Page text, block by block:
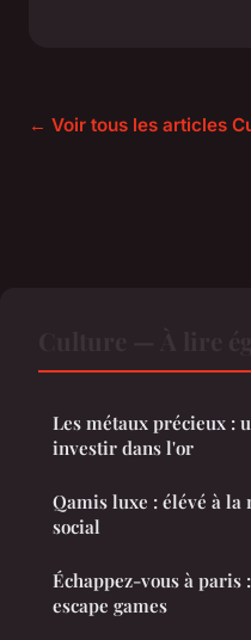
← Voir tous les articles
Les métaux précieux :
investir dans l'or
Qamis luxe : élévé à la
social
Échappez-vous à paris
escape games